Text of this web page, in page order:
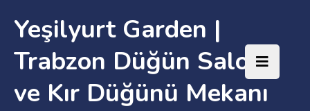
Yeşilyurt Garden |
Trabzon Düğün Salonu
ve Kır Düğünü Mekanı